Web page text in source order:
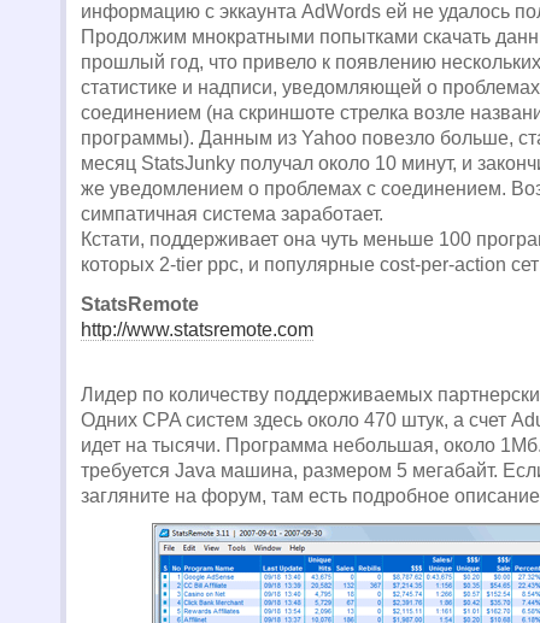
информацию с эккаунта AdWords ей не удалось
Продолжим мнократными попытками скачать
прошлый год, что привело к появлению
статистике и надписи, уведомляющей о проблемах
соединением (на скриншоте стрелка возле
программы). Данным из Yahoo повезло больше,
месяц StatsJunky получал около 10 минут, и
же уведомлением о проблемах с соединением.
симпатичная система заработает.
Кстати, поддерживает она чуть меньше 100
которых 2-tier ppc, и популярные cost-per-action
StatsRemote
http://www.statsremote.com
Лидер по количеству поддерживаемых
Одних CPA систем здесь около 470 штук, а счет
идет на тысячи. Программа небольшая, около
требуется Java машина, размером 5 мегабайт.
загляните на форум, там есть подробное